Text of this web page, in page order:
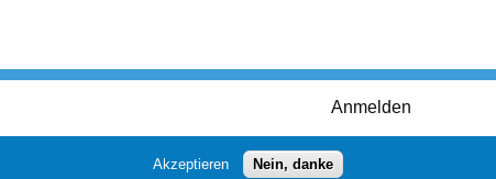
Anmelden
Akzeptieren Nein, danke